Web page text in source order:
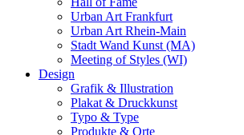
Urban Art Frankfurt
Urban Art Rhein-Main
Stadt Wand Kunst (MA)
Meeting of Styles (WI)
Design
Grafik & Illustration
Plakat & Druckkunst
Typo & Type
Produkte & Orte